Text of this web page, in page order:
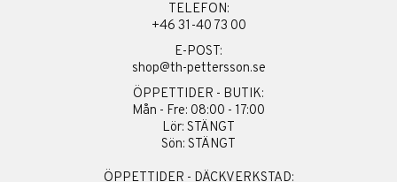
TELEFON:
+46 31-40 73 00
E-POST:
shop@th-pettersson.se
ÖPPETTIDER - BUTIK:
Mån - Fre: 08:00 - 17:00
Lör: STÄNGT
Sön: STÄNGT
ÖPPETTIDER - DÄCKVERKSTAD: